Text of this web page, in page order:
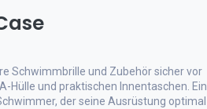
Schwimmbrille und Zubehör sicher vor
Hülle und praktischen Innentaschen. Ein
der seine Ausrüstung optimal